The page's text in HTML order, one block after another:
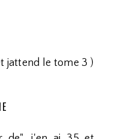
jattend le tome 3 )